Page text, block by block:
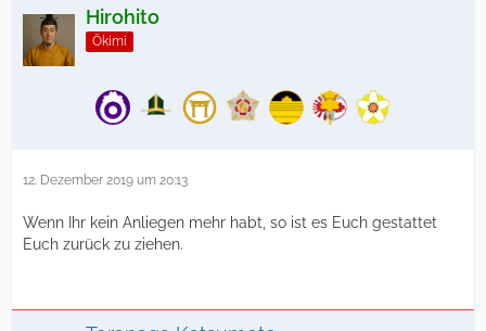
Hirohito
Ōkimi
12. Dezember 2019 um 20:13
Wenn Ihr kein Anliegen mehr habt, so ist es Euch gestattet
Euch zurück zu ziehen.